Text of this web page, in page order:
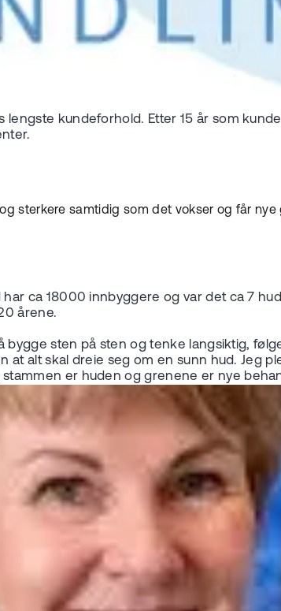
kundeforhold. Etter 15 år som
sterkere samtidig som det vokser og får
ca 18000 innbyggere og var det ca 7
årene.
sten på sten og tenke langsiktig,
alt skal dreie seg om en sunn hud. Jeg
er huden og grenene er nye